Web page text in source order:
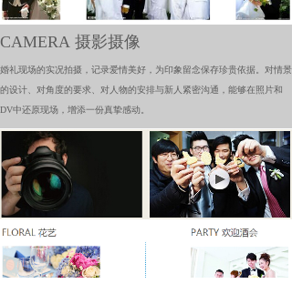
CAMERA 摄影摄像
婚礼现场的实况拍摄，记录爱情美好，为印象留念保存珍贵依据。对情景
的设计、对角度的要求、对人物的安排与新人紧密沟通，能够在照片和
DV中还原现场，增添一份真挚感动。